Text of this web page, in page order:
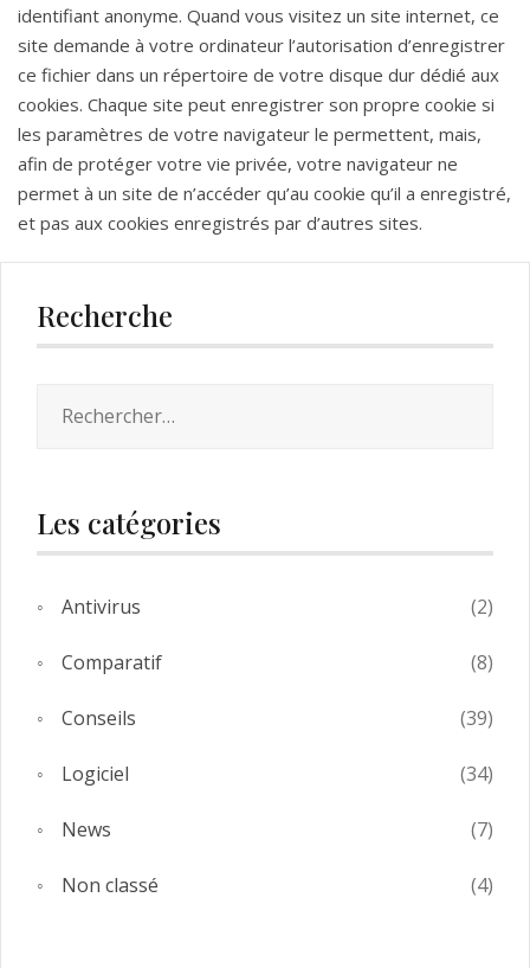
identifiant anonyme. Quand vous visitez un site internet, ce
site demande à votre ordinateur l’autorisation d’enregistrer
ce fichier dans un répertoire de votre disque dur dédié aux
cookies. Chaque site peut enregistrer son propre cookie si
les paramètres de votre navigateur le permettent, mais,
afin de protéger votre vie privée, votre navigateur ne
permet à un site de n’accéder qu’au cookie qu’il a enregistré,
et pas aux cookies enregistrés par d’autres sites.
Recherche
Les catégories
Antivirus (2)
Comparatif (8)
Conseils (39)
Logiciel (34)
News (7)
Non classé (4)